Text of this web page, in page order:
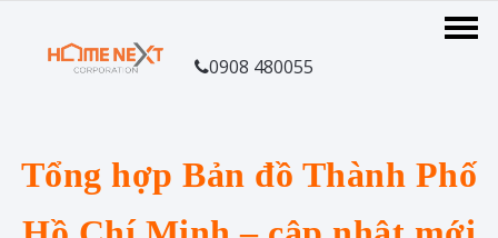
0908 480055
Tổng hợp Bản đồ Thành Phố